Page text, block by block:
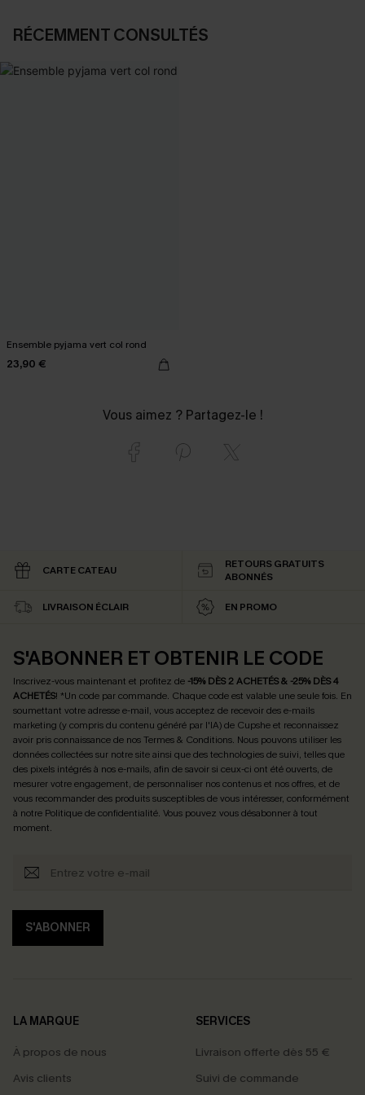
RÉCEMMENT CONSULTÉS
Ensemble pyjama vert col rond
23,90 €
Vous aimez ? Partagez-le !
CARTE CATEAU
RETOURS GRATUITS
ABONNÉS
LIVRAISON ÉCLAIR EN PROMO
S'ABONNER ET OBTENIR LE CODE
Inscrivez-vous maintenant et profitez de -15% DÈS 2 ACHETÉS & -25% DÈS 4
ACHETÉS! *Un code par commande. Chaque code est valable une seule fois. En
soumettant votre adresse e-mail, vous acceptez de recevoir des e-mails
marketing (y compris du contenu généré par l'IA) de Cupshe et reconnaissez
avoir pris connaissance de nosTermes & Conditions. Nous pouvons utiliser les
données collectées sur notre site ainsi que des technologies de suivi, telles que
des pixels intégrés à nos e-mails, afin de savoir si ceux-ci ont été ouverts, de
mesurer votre engagement, de personnaliser nos contenus et nos offres, et de
vous recommander des produits susceptibles de vous intéresser, conformément
à notre Politique de confidentialité. Vous pouvez vous désabonner à tout
moment.
S'ABONNER
LA MARQUE
À propos de nous
Avis clients
SERVICES
Livraison offerte dès 55 €
Suivi de commande